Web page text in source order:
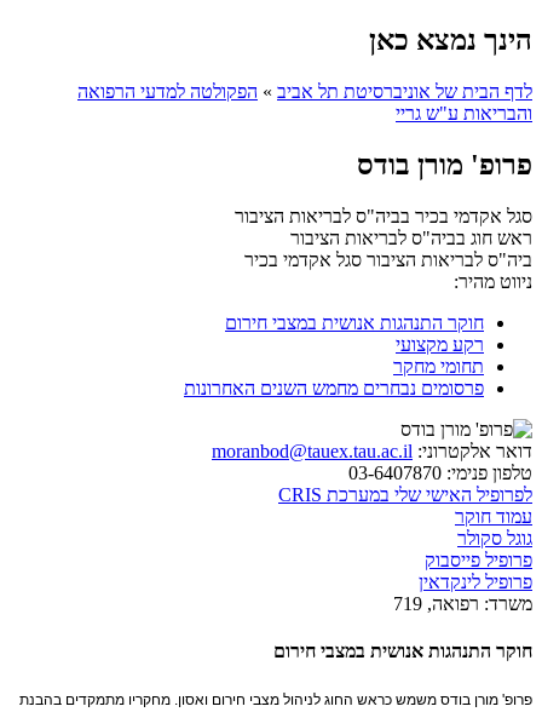
הינך נמצא כאן
לדף הבית של אוניברסיטת תל אביב » הפקולטה למדעי הרפואה
והבריאות ע"ש גריי
פרופ' מורן בודס
סגל אקדמי בכיר בביה"ס לבריאות הציבור
ראש חוג בביה"ס לבריאות הציבור
ביה"ס לבריאות הציבור סגל אקדמי בכיר
ניווט מהיר:
חוקר התנהגות אנושית במצבי חירום
רקע מקצועי
תחומי מחקר
פרסומים נבחרים מחמש השנים האחרונות
דואר אלקטרוני: moranbod@tauex.tau.ac.il
טלפון פנימי:
לפרופיל האישי שלי במערכת CRIS
עמוד חוקר
גוגל סקולר
פרופיל פייסבוק
פרופיל לינקדאין
משרד: רפואה, 719
חוקר התנהגות אנושית במצבי חירום
פרופ' מורן בודס משמש כראש החוג לניהול מצבי חירום ואסון. מחקריו מתמקדים בהבנת